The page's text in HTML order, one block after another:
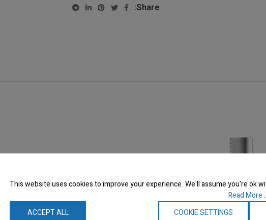
Share:
This website uses cookies to improve your experience. We'll assume you're ok
Read More
COOKIE SETTINGS
ACCEPT ALL